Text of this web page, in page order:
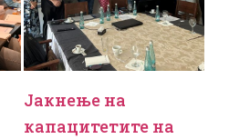
Јакнење на
капацитетите на